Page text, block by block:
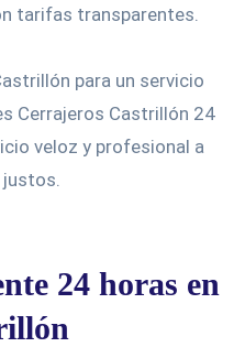
tarifas transparentes.
para un servicio
Cerrajeros Castrillón 24
veloz y profesional a
24 horas en